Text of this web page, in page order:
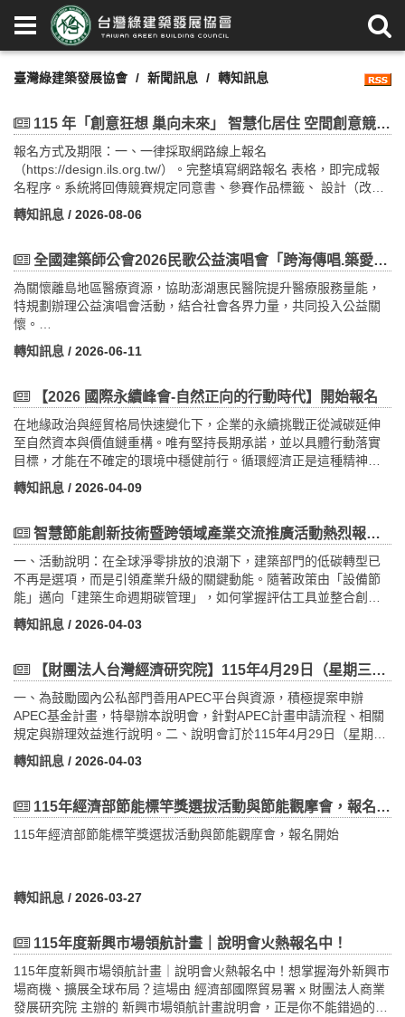
臺灣綠建築發展協會 新聞訊息 轉知訊息
115 年「創意狂想 巢向未來」 智慧化居住 空間創意競賽即日起開始報名~
報名方式及期限：一、一律採取網路線上報名
（https://design.ils.org.tw/）。完整填寫網路報名 表格，即完成報
名程序。系統將回傳競賽規定同意書、參賽作品標籤、 設計（改
善）說明格式、實體參賽作品郵寄封面等電子檔至報名者聯絡 信
箱。報名件數不限，每件作品均必須完成網路報名程序；報名時需
9 月 18 日止，參賽隊伍以收到報名成功 通知信為報名完成依據。參
寫報名單位資料及提案作品資料，始完成報名。活動內容請詳網
址：https://design.ils.org.tw/
轉知訊息 / 2026-08-06
全國建築師公會2026民歌公益演唱會「跨海傳唱.築愛惠民」，歡迎踴躍購票，一起攜手做公益!
為關懷離島地區醫療資源，協助澎湖惠民醫院提升醫療服務量能，
特規劃辦理公益演唱會活動，結合社會各界力量，共同投入公益關
懷。
轉知訊息 / 2026-06-11
【2026 國際永續峰會-自然正向的行動時代】開始報名
在地緣政治與經貿格局快速變化下，企業的永續挑戰正從減碳延伸
至自然資本與價值鏈重構。唯有堅持長期承諾，並以具體行動落實
目標，才能在不確定的環境中穩健前行。循環經濟正是這種精神的
具體展現──透過再設計、再利用與再價值化，減少外部成本、提升
資源韌性，讓永續從理念化為實踐。今年，中華經濟研究院、
「2026 國際永續峰會」，並以「自然正向的行動時代」為題，重新
環經濟獎頒獎典禮與永續趨勢論壇，並將發表全新旗艦研究報告
《臨界點：全球永續承諾與突破報告 2026》。匯集國內外貴賓與企
業代表，以數據、案例與國際觀點，展現企業如何在全球永續轉型
中，堅持築基，持續前行。活動亮點介紹(1)結合循環經濟獎頒獎典
灣永續領域企業先驅及合作夥伴之影響力，促進循環經濟解方之實
踐與推動。(2)2026 旗艦研究發表-臨界點報告CSRone 永續智庫與
中經院將於論壇當天分享全新旗艦研究報告《臨界點：全球永續承
諾與突破報告 2026》成果，研究團隊首次將過往亞太十國擴大納入
歐美企業分析，並收錄臺灣企業環境外部成本報告，將帶來精采的
邀請國際框架制定組織－科學目標網絡（Science Based Targets
然保育聯盟（International Union for Conservation of Nature,
IUCN）代表，以國際觀點及框架制定角度，分享實務經驗及未來實
踐自然正向的方針。報名方式：https://reurl.cc/535zgv活動聯絡
轉知訊息 / 2026-04-09
智慧節能創新技術暨跨領域產業交流推廣活動熱烈報名中!
一、活動說明：在全球淨零排放的浪潮下，建築部門的低碳轉型已
不再是選項，而是引領產業升級的關鍵動能。隨著政策由「設備節
能」邁向「建築生命週期碳管理」，如何掌握評估工具並整合創新
技術，成為企業提升競爭力的核心指標。歡迎業界先進一同參與並
深入探討。二、活動日期：115年04月10日(五)三、活動時間：
萬華區艋舺大道101號14樓天漾聽六、線上報名：
02-2391-0010建議交通方式：捷運：龍山寺站下車，由1號或3號出
口出站後，步行約5分鐘即可抵達活動會場臺鐵：萬華車站下車，出
站後步行約3分鐘可至飯店入口。
轉知訊息 / 2026-04-03
【財團法人台灣經濟研究院】115年4月29日（星期三）「能源領域申請APEC計畫說明會」（下稱說明會）開始報名
一、為鼓勵國內公私部門善用APEC平台與資源，積極提案申辦
APEC基金計畫，特舉辦本說明會，針對APEC計畫申請流程、相關
規定與辦理效益進行說明。二、說明會訂於115年4月29日（星期
三）下午2時30分至4時30分於經濟部能源署13樓第1會議室舉辦(臺
北市復興北路2號13樓)。三、檢附說明會簡介、議程及報名表各1份
報名方式：填寫報名表後，傳真或發電郵至承辦:(一)(02) 2586-
轉知訊息 / 2026-04-03
115年經濟部節能標竿獎選拔活動與節能觀摩會，報名開始
115年經濟部節能標竿獎選拔活動與節能觀摩會，報名開始
轉知訊息 / 2026-03-27
115年度新興市場領航計畫｜說明會火熱報名中！
115年度新興市場領航計畫｜說明會火熱報名中！想掌握海外新興市
場商機、擴展全球布局？這場由 經濟部國際貿易署 x 財團法人商業
發展研究院 主辦的 新興市場領航計畫說明會，正是你不能錯過的絕